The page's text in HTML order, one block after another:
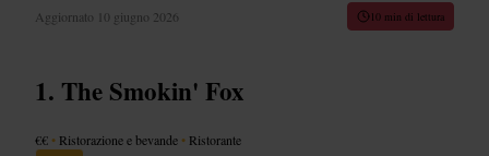
Aggiornato 10 giugno 2026 10 min di lettura
The Smokin' Fox
€€ • Ristorazione e bevande • Ristorante